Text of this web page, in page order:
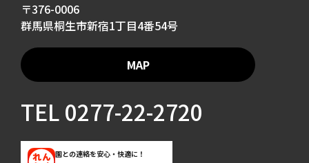
〒376-0006
群馬県桐生市新宿1丁目4番54号
MAP
TEL0277-22-2720
園との連絡を安心・快適に！